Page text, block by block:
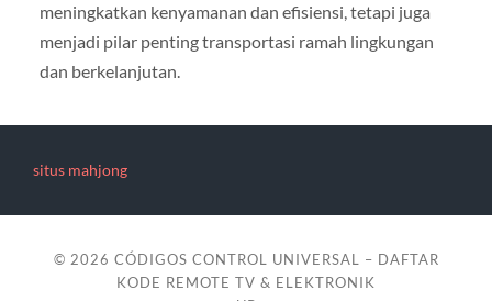
meningkatkan kenyamanan dan efisiensi, tetapi juga
menjadi pilar penting transportasi ramah lingkungan
dan berkelanjutan.
situs mahjong
© 2026 CÓDIGOS CONTROL UNIVERSAL – DAFTAR
KODE REMOTE TV & ELEKTRONIK